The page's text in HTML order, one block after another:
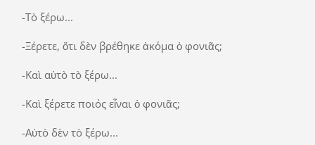
-Τὸ ξέρω...
-Ξέρετε, ὅτι δὲν βρέθηκε ἀκόμα ὁ φονιᾶς;
-Καὶ αὐτὸ τὸ ξέρω...
-Καὶ ξέρετε ποιός εἶναι ὁ φονιᾶς;
-Αὐτὸ δὲν τὸ ξέρω...